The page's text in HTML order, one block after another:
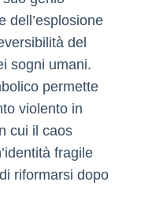
dell’esplosione
del
sogni umani.
permette
violento in
cui il caos
fragile
riformarsi dopo